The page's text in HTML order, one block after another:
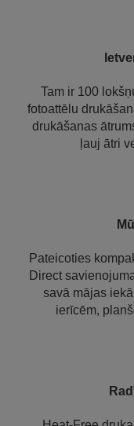
Tam ir 100
fotoattēlu
drukāšanas
ļauj ātri
Pateicoties
Direct
savā mājas
ierīcēm,